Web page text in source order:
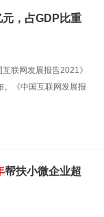
，占GDP比重
联网发展报告2021》
《中国互联网发展报
帮扶小微企业超